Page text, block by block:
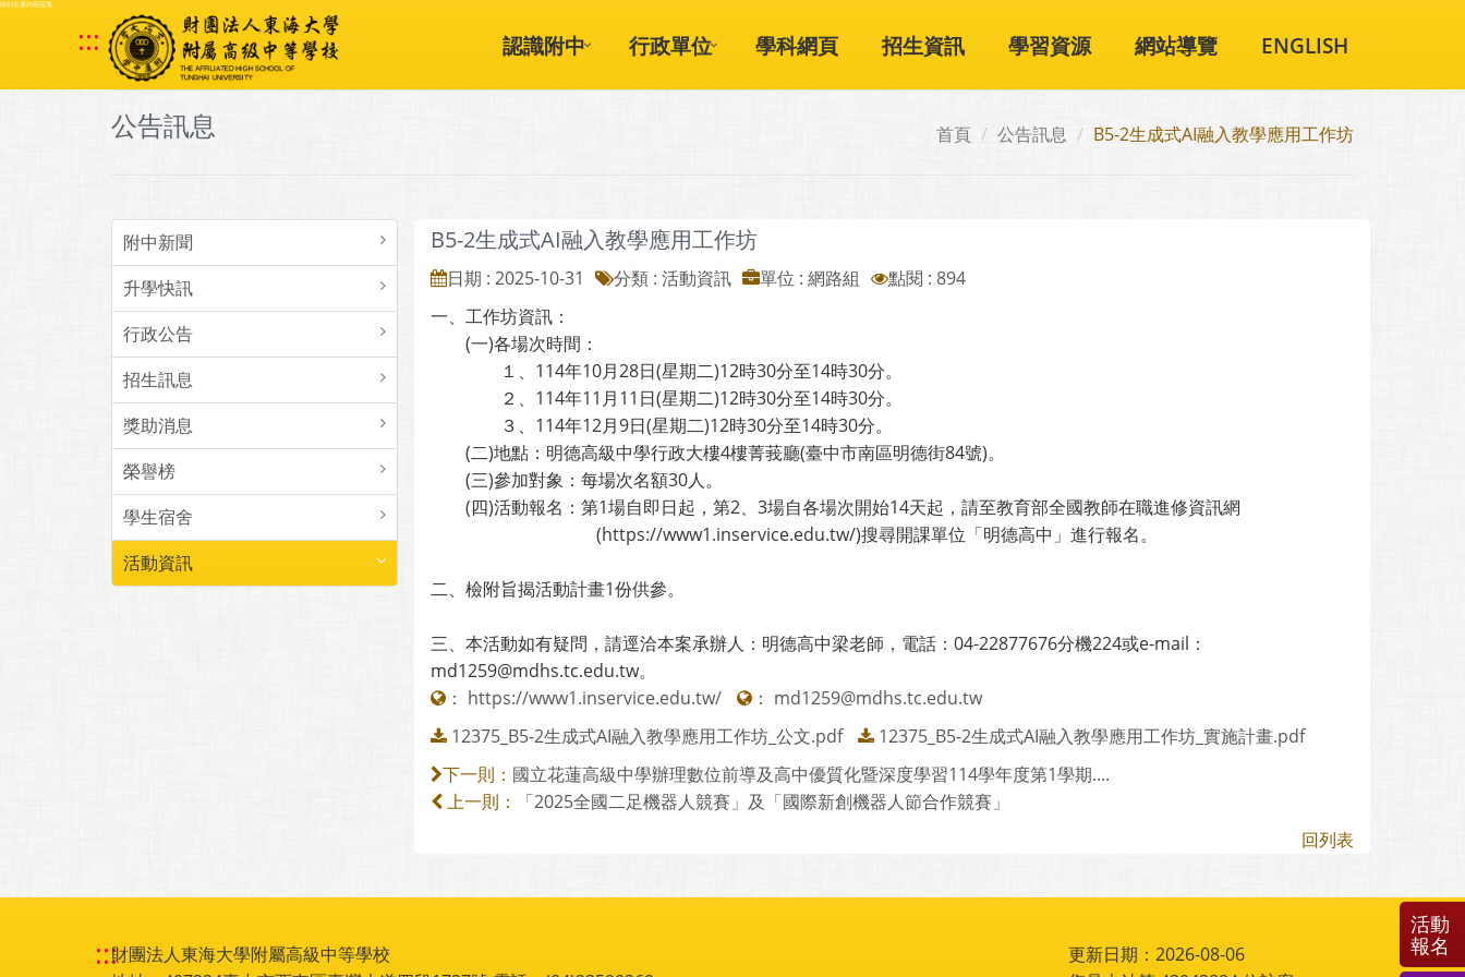
跳到主要內容區塊
::: 認識附中 行政單位 學科網頁 招生資訊 學習資源 網站導覽 ENGLISH
公告訊息 首頁 公告訊息 B5-2生成式AI融入教學應用工作坊
附中新聞
升學快訊
行政公告
招生訊息
獎助消息
榮譽榜
學生宿舍
活動資訊
B5-2生成式AI融入教學應用工作坊
日期 : 2025-10-31 分類 : 活動資訊 單位 : 網路組
點閱 : 894
一、工作坊資訊：
(一)各場次時間：
１、114年10月28日(星期二)12時30分至14時30分。
２、114年11月11日(星期二)12時30分至14時30分。
３、114年12月9日(星期二)12時30分至14時30分。
(二)地點：明德高級中學行政大樓4樓菁莪廳(臺中市南區明德街84號)。
(三)參加對象：每場次名額30人。
(四)活動報名：第1場自即日起，第2、3場自各場次開始14天起，請至教育部全國教師在職進修資訊網
(https://www1.inservice.edu.tw/)搜尋開課單位「明德高中」進行報名。
二、檢附旨揭活動計畫1份供參。
三、本活動如有疑問，請逕洽本案承辦人：明德高中梁老師，電話：04-22877676分機224或e-mail：
md1259@mdhs.tc.edu.tw。
： https://www1.inservice.edu.tw/ ： md1259@mdhs.tc.edu.tw
12375_B5-2生成式AI融入教學應用工作坊_公文.pdf
12375_B5-2生成式AI融入教學應用工作坊_實施計畫.pdf
下一則： 國立花蓮高級中學辦理數位前導及高中優質化暨深度學習114學年度第1學期....
上一則：
「2025全國二足機器人競賽」及「國際新創機器人節合作競賽」
回列表
:::財團法人東海大學附屬高級中等學校
更新日期：2026-08-06
活動
報名